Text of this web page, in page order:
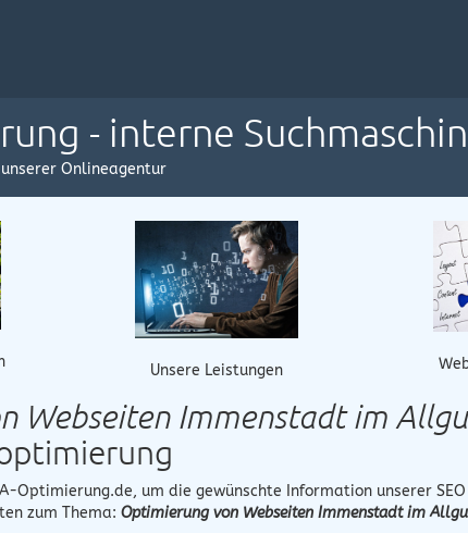
- interne
Onlineagentur
Unsere Leistungen
Webseiten Immenstadt im
Optimierung.de, um die gewünschte Information unserer
zum Thema: Optimierung von Webseiten Immenstadt im